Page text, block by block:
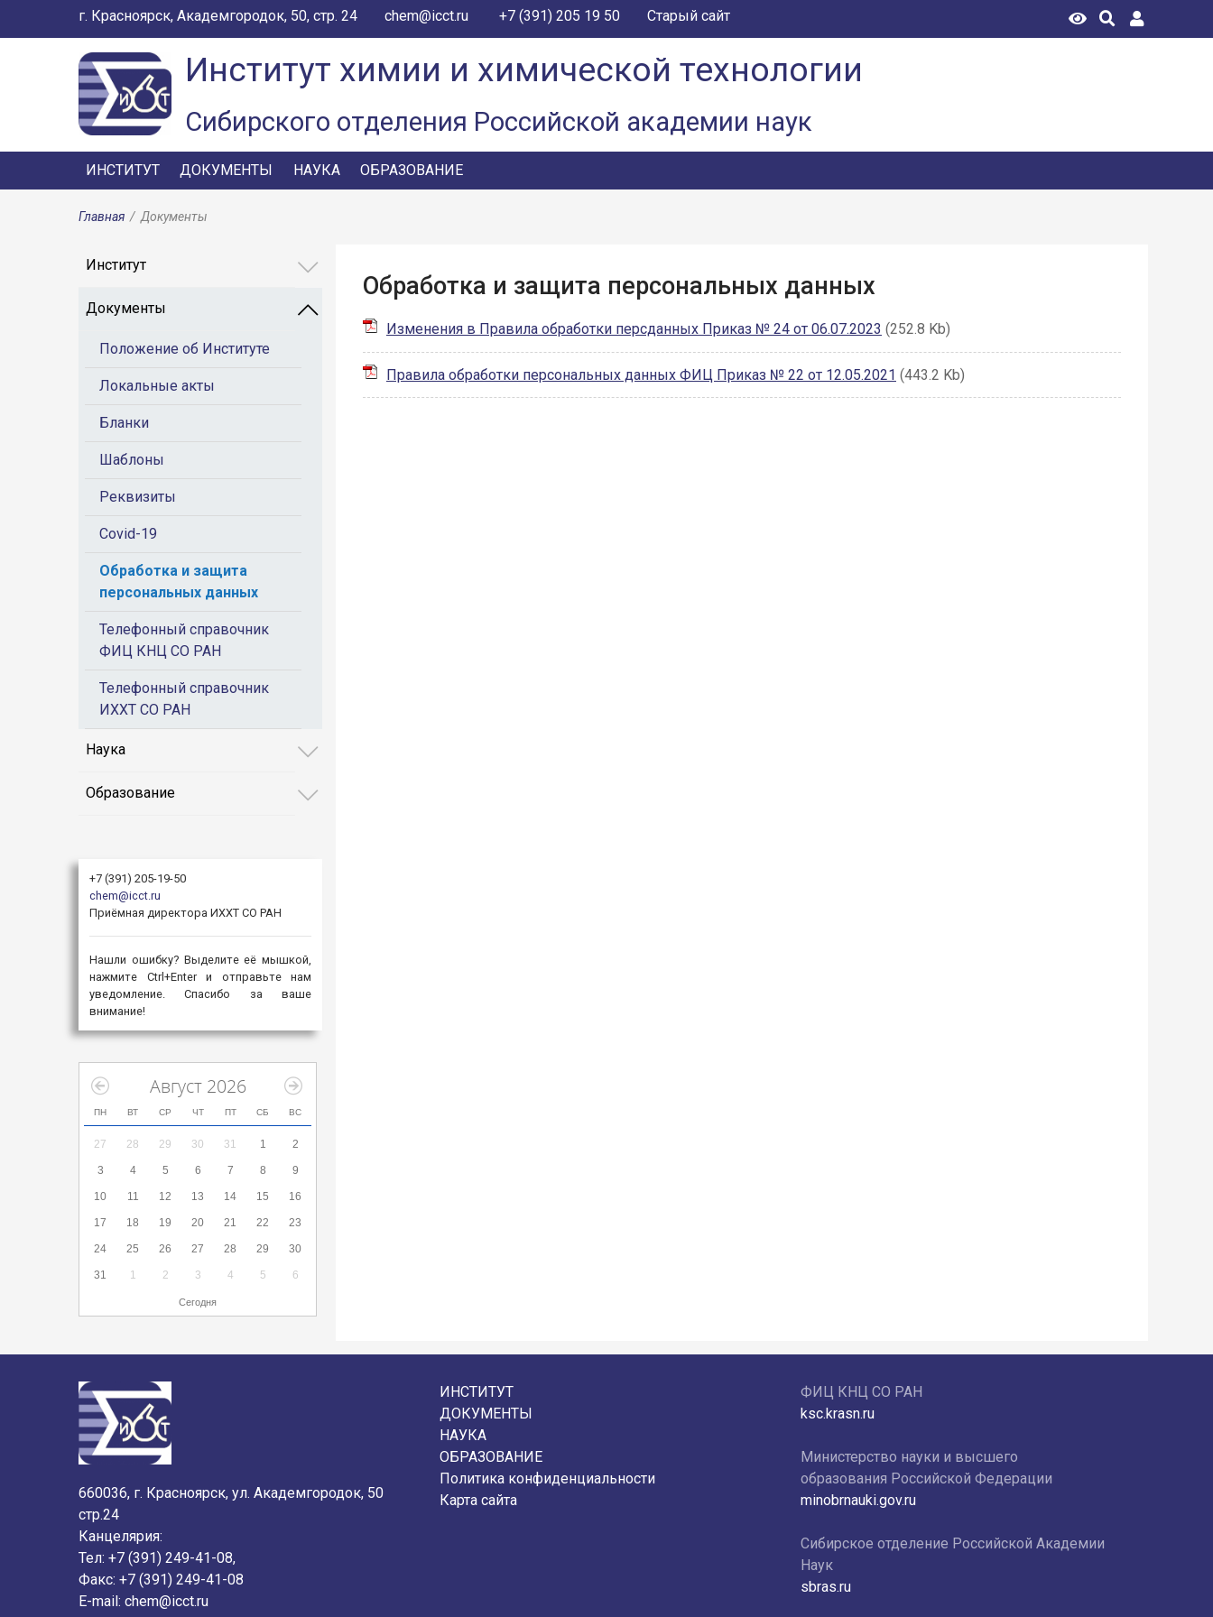
г. Красноярск, Академгородок, 50, стр. 24 chem@icct.ru +7 (391) 205 19 50 Старый сайт
Институт химии и химической технологии
Сибирского отделения Российской академии наук
ИНСТИТУТ ДОКУМЕНТЫ НАУКА ОБРАЗОВАНИЕ
Главная / Документы
Институт
Документы
Положение об Институте
Локальные акты
Бланки
Шаблоны
Реквизиты
Covid-19
Обработка и защита
персональных данных
Телефонный справочник
ФИЦ КНЦ СО РАН
Телефонный справочник
ИХХТ СО РАН
Наука
Образование
+7 (391) 205-19-50
chem@icct.ru
Приёмная директора ИХХТ СО РАН
Нашли ошибку? Выделите её мышкой,
нажмите Ctrl+Enter и отправьте нам
уведомление. Спасибо за ваше
внимание!
Август 2026
ПН ВТ СР ЧТ ПТ СБ ВС
27 28 29 30 31 1 2
3 4 5 6 7 8 9
10 11 12 13 14 15 16
17 18 19 20 21 22 23
24 25 26 27 28 29 30
31 1 2 3 4 5 6
Сегодня
Обработка и защита персональных данных
Изменения в Правила обработки персданных Приказ № 24 от 06.07.2023 (252.8 Kb)
Правила обработки персональных данных ФИЦ Приказ № 22 от 12.05.2021 (443.2 Kb)
660036, г. Красноярск, ул. Академгородок, 50
стр.24
Канцелярия:
Тел: +7 (391) 249-41-08,
Факс: +7 (391) 249-41-08
E-mail: chem@icct.ru
ИНСТИТУТ
ДОКУМЕНТЫ
НАУКА
ОБРАЗОВАНИЕ
Политика конфиденциальности
Карта сайта
ФИЦ КНЦ СО РАН
ksc.krasn.ru
Министерство науки и высшего
образования Российской Федерации
minobrnauki.gov.ru
Сибирское отделение Российской Академии
Наук
sbras.ru